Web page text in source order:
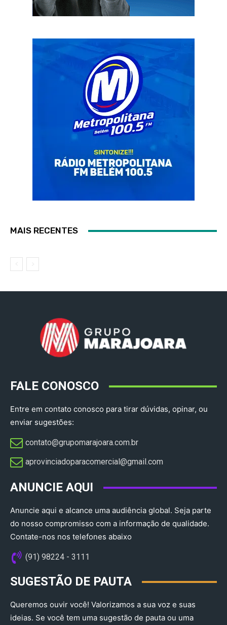
MAIS RECENTES
FALE CONOSCO
Entre em contato conosco para tirar dúvidas, opinar, ou
enviar sugestões:
contato@grupomarajoara.com.br
aprovinciadoparacomercial@gmail.com​
ANUNCIE AQUI
Anuncie aqui e alcance uma audiência global. Seja parte
do nosso compromisso com a informação de qualidade.
Contate-nos nos telefones abaixo
(91) 98224 - 3111
SUGESTÃO DE PAUTA
Queremos ouvir você! Valorizamos a sua voz e suas
ideias. Se você tem uma sugestão de pauta ou uma